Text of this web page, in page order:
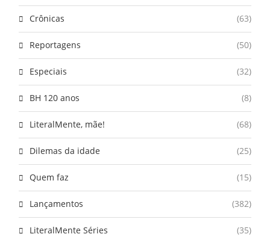
Crônicas (63)
Reportagens (50)
Especiais (32)
BH 120 anos (8)
LiteralMente, mãe! (68)
Dilemas da idade (25)
Quem faz (15)
Lançamentos (382)
LiteralMente Séries (35)